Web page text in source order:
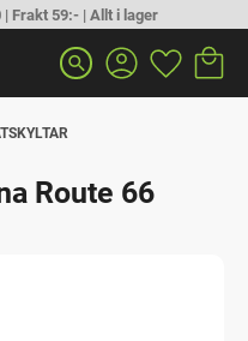
Frakt 59:- | Allt i lager
search
Route 66